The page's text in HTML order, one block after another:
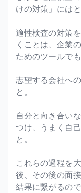
けの対策」には
適性検査の対策
くことは、企業
ためのツールでも
志望する会社へ
と。
自分と向き合い
つけ、うまく自
と。
これらの過程を
後、その後の面
結果に繋がるので